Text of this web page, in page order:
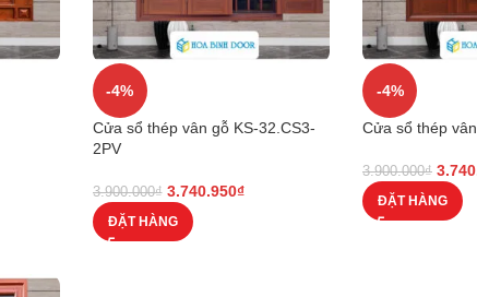
-4%
Cửa sổ thép vân gỗ KS-32.CS3-
2PV
3.900.000₫ 3.740.950₫
ĐẶT HÀNG
-4%
Cửa sổ thép
3.900.000₫
ĐẶT HÀNG